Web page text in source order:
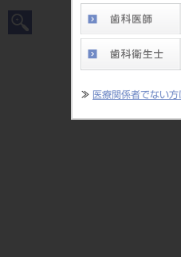
≫ 医療関係者でない方